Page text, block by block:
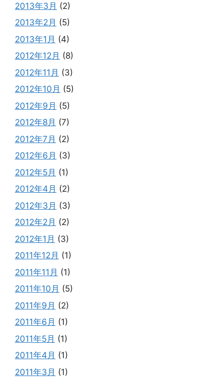
2013年3月 (2)
2013年2月 (5)
2013年1月 (4)
2012年12月 (8)
2012年11月 (3)
2012年10月 (5)
2012年9月 (5)
2012年8月 (7)
2012年7月 (2)
2012年6月 (3)
2012年5月 (1)
2012年4月 (2)
2012年3月 (3)
2012年2月 (2)
2012年1月 (3)
2011年12月 (1)
2011年11月 (1)
2011年10月 (5)
2011年9月 (2)
2011年6月 (1)
2011年5月 (1)
2011年4月 (1)
2011年3月 (1)